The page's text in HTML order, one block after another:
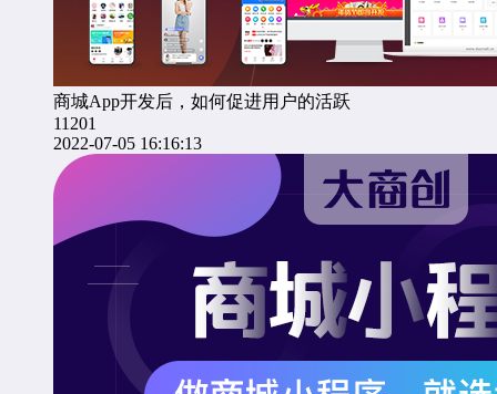
商城App开发后，如何促进用户的活跃
11201
2022-07-05 16:16:13